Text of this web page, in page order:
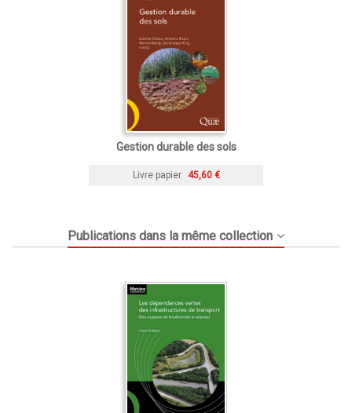
Gestion durable des sols
Livre papier 45,60 €
Publications dans la même collection